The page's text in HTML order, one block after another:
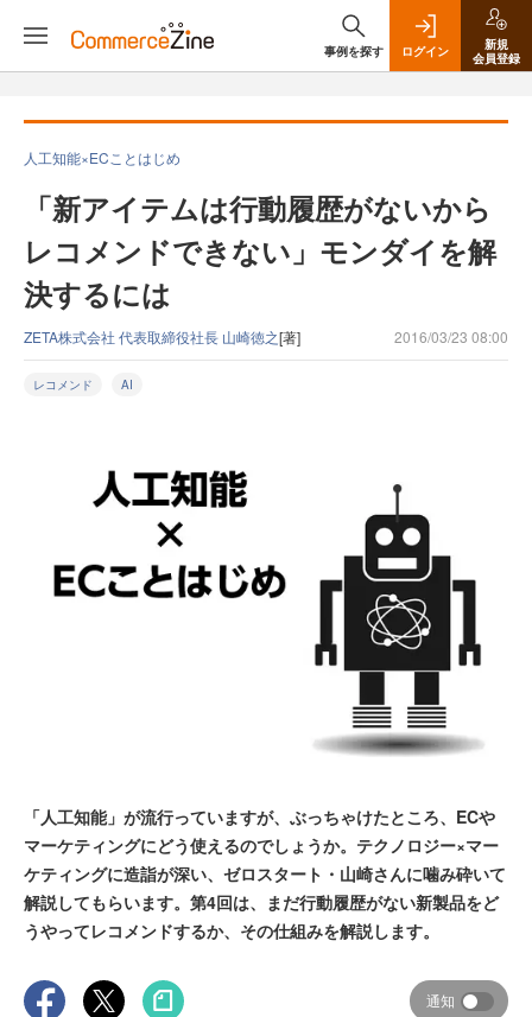
事例を探す ログイン
新規
会員登録
人工知能×ECことはじめ
「新アイテムは行動履歴がないから
レコメンドできない」モンダイを解
決するには
ZETA株式会社 代表取締役社長 山崎徳之[著] 2016/03/23 08:00
レコメンド AI
「人工知能」が流行っていますが、ぶっちゃけたところ、ECや
マーケティングにどう使えるのでしょうか。テクノロジー×マー
ケティングに造詣が深い、ゼロスタート・山崎さんに噛み砕いて
解説してもらいます。第4回は、まだ行動履歴がない新製品をど
うやってレコメンドするか、その仕組みを解説します。
通知